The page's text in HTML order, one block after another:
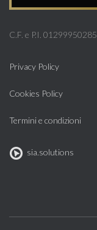
C.F. e P.I. 01299950285
Privacy Policy
Cookies Policy
Termini e condizioni
sia.solutions